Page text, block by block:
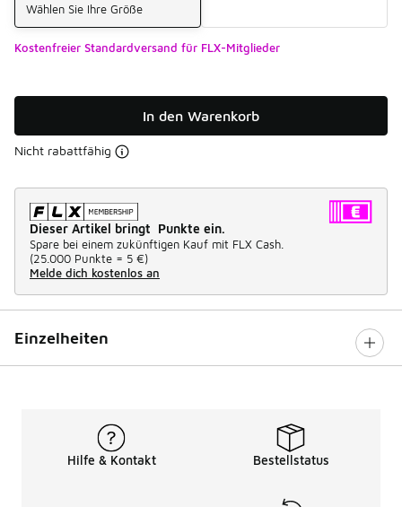
Wählen Sie Ihre Größe
Kostenfreier Standardversand für FLX-Mitglieder
In den Warenkorb
Nicht rabattfähig
Dieser Artikel bringt Punkte ein.
Spare bei einem zukünftigen Kauf mit FLX Cash.
(25.000 Punkte = 5 €)
Melde dich kostenlos an
Einzelheiten
Hilfe & Kontakt Bestellstatus